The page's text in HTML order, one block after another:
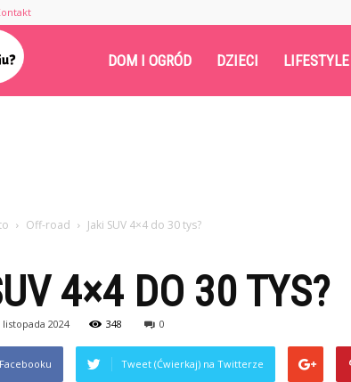
Cowtoruniu.pl DOM I OGRÓD DZIECI LIFESTYLE
Off-road Jaki SUV 4×4 do 30 tys?
4×4 DO 30 TYS?
listopada 2024 348 0
Tweet (Ćwierkaj) na Twitterze